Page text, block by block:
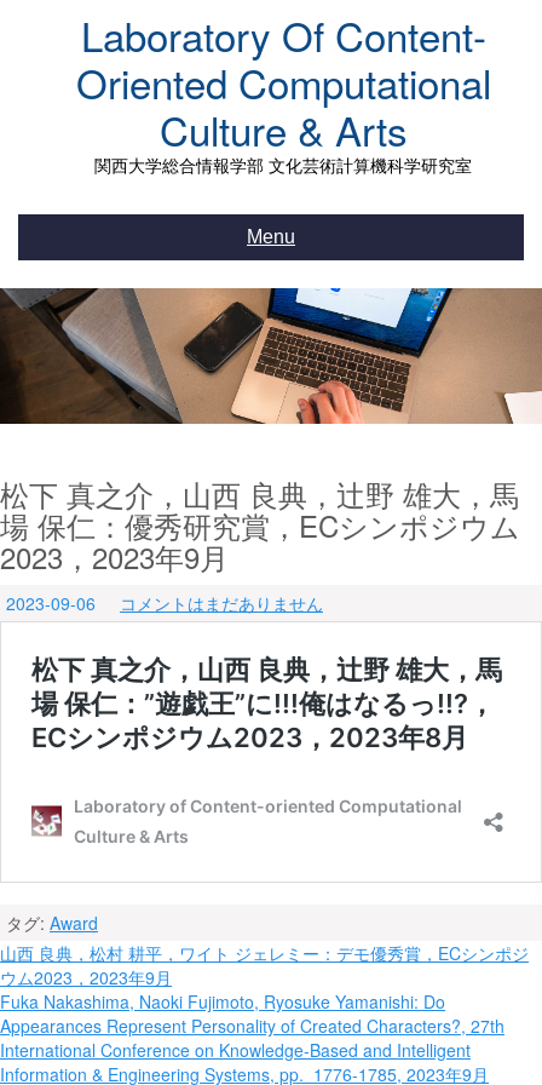
Laboratory Of Content-
Oriented Computational
Culture & Arts
関西大学総合情報学部 文化芸術計算機科学研究室
Menu
松下 真之介，山西 良典，辻野 雄大，馬
場 保仁：優秀研究賞，ECシンポジウム
2023，2023年9月
2023-09-06 コメントはまだありません
タグ: Award
投
稿
ナ
山西 良典，松村 耕平，ワイト ジェレミー：デモ優秀賞，ECシンポジ
ウム2023，2023年9月
Fuka Nakashima, Naoki Fujimoto, Ryosuke Yamanishi: Do
Appearances Represent Personality of Created Characters?, 27th
International Conference on Knowledge-Based and Intelligent
Information & Engineering Systems, pp. 1776-1785, 2023年9月